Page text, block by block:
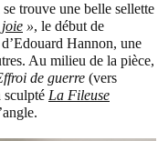
trouve une belle sellette
joie », le début de
Hannon, une
Au milieu de la pièce,
de guerre (vers
sculpté La Fileuse